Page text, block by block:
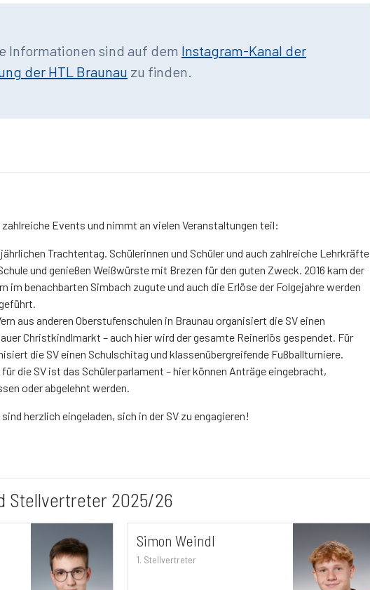
Informationen sind auf dem Instagram-Kanal der
der HTL Braunau zu finden.
Events und nimmt an vielen Veranstaltungen teil:
Trachtentag. Schülerinnen und Schüler und auch zahlreiche Lehrkräfte
und genießen Weißwürste mit Brezen für den guten Zweck. 2016 kam der
im benachbarten Simbach zugute und auch die Erlöse der Folgejahre werden
aus anderen Oberstufenschulen in Braunau organisiert die SV einen
Christkindlmarkt – auch hier wird der gesamte Reinerlös gespendet. Für
die SV einen Schulschitag und klassenübergreifende Fußballturniere.
die SV ist das Schülerparlament – hier können Anträge eingebracht,
oder abgelehnt werden.
herzlich eingeladen, sich in der SV zu engagieren!
Stellvertreter 2025/26
Simon Weindl
1. Stellvertreter